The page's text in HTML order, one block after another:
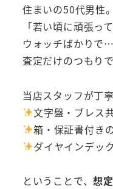
住まいの50代男性。
「若い頃に頑張っ
ウォッチばかりで…
査定だけのつもり
当店スタッフが丁
文字盤・ブレス
箱・保証書付き
ダイヤインデッ
ということで、想